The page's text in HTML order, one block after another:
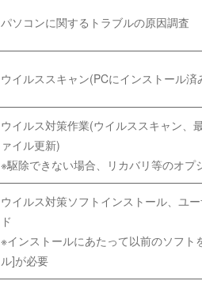
パソコンに関するトラブルの原因調査
ウイルススキャン(PCにインストール
ウイルス対策作業(ウイルススキャン、
ァイル更新)
※駆除できない場合、リカバリ等のオプ
ウイルス対策ソフトインストール、ユ
ド
※インストールにあたって以前のソフ
ル]が必要